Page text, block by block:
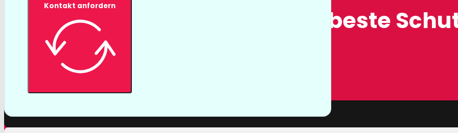
Kontakt anfordernTierversicherung, der beste
Mit einer Tierversicherung der Barmenia profitieren sie nicht
nur von erstklassigen Leistungen, sondern auch von unserer
Hund